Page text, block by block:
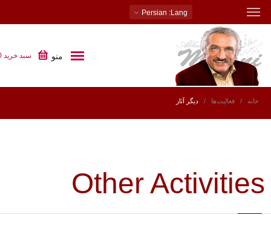
Lang
: Persian
سبد خرید منو
خانه فعالیت‌ها دیگر آثار
Other Activities